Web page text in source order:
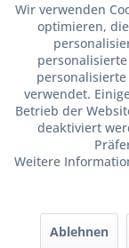
Wir verwenden
optimieren,
verwendet.
Betrieb der
deaktiviert
Weitere
Ablehnen